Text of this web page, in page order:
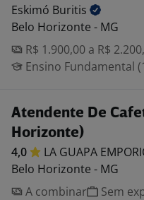
Eskimó Buritis
Belo Horizonte - MG
R$ 1.900,00 a R$
Ensino Fundamental
Atendente De
Horizonte)
4,0 LA GUAPA
Belo Horizonte - MG
A combinar
Sem